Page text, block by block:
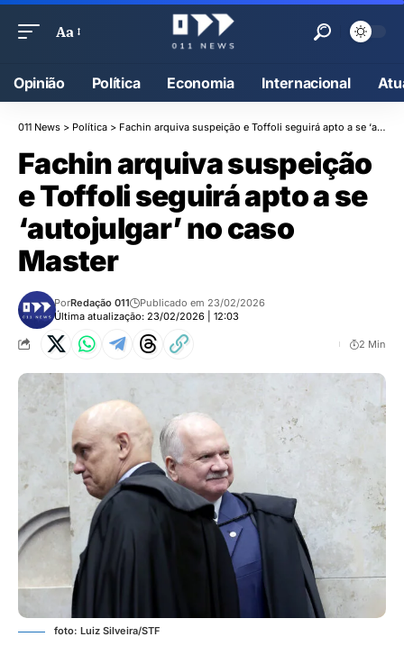
Aa
Opinião Política Economia Internacional
011 News > Política > Fachin arquiva suspeição e Toffoli seguirá apto a se ‘autojulgar’ no caso Master
Fachin arquiva suspeição
e Toffoli seguirá apto a se
‘autojulgar’ no caso
Master
Última atualização: 23/02/2026 | 12:03
PorRedação 011 Publicado em 23/02/2026
2 Min
foto: Luiz Silveira/STF